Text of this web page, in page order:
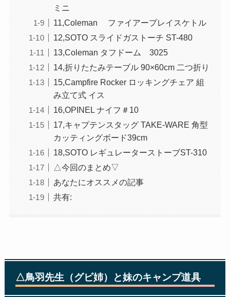
ミニ
11,Coleman ファイアープレイスケトル
12,SOTO スライドガストーチ ST-480
13,Coleman タフドーム 3025
14,折りたたみテーブル 90×60cm 二つ折り
15,Campfire Rocker ロッキングチェア 組
み立て式 イス
16,OPINEL ナイフ＃10
17,キャプテンスタッグ TAKE-WARE 角型
カッティングボード39cm
18,SOTO レギュレーターストーブST-310
△今回のまとめ▽
あなたにオススメの記事
共有:
△鳥羽先生（グビ姉）と妹のキャンプ道具